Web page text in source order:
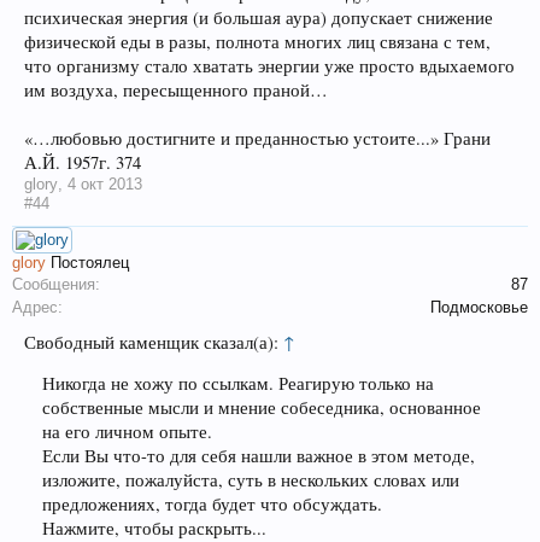
психическая энергия (и большая аура) допускает снижение
физической еды в разы, полнота многих лиц связана с тем,
что организму стало хватать энергии уже просто вдыхаемого
им воздуха, пересыщенного праной…
«…любовью достигните и преданностью устоите...» Грани
А.Й. 1957г. 374
glory 4 окт 2013
#44
glory Постоялец
Сообщения:
87
Адрес:
Подмосковье
Свободный каменщик сказал(а): ↑
Никогда не хожу по ссылкам. Реагирую только на
собственные мысли и мнение собеседника, основанное
на его личном опыте.
Если Вы что-то для себя нашли важное в этом методе,
изложите, пожалуйста, суть в нескольких словах или
предложениях, тогда будет что обсуждать.
Нажмите, чтобы раскрыть...